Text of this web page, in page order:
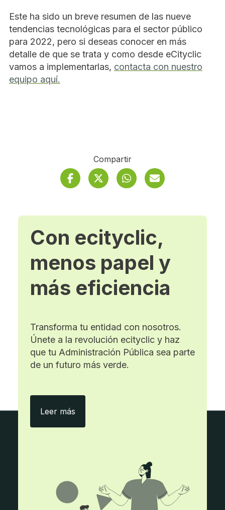
Este ha sido un breve resumen de las nueve
tendencias tecnológicas para el sector público
para 2022, pero si deseas conocer en más
detalle de que se trata y como desde eCityclic
vamos a implementarlas, contacta con nuestro
equipo aquí.
Compartir
FacebookSe abre en ventana
TwitterSe abre en
WhatsappCorreo
Con ecityclic,
menos papel y
más eficiencia
Transforma tu entidad con nosotros.
Únete a la revolución ecityclic y haz
que tu Administración Pública sea parte
de un futuro más verde.
Leer más Con ecityclic, menos papel y más